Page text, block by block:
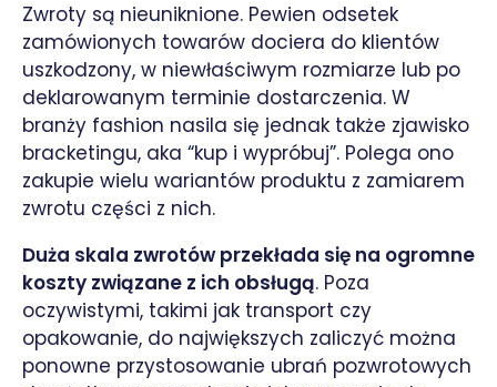
Zwroty są nieuniknione. Pewien odsetek
zamówionych towarów dociera do klientów
uszkodzony, w niewłaściwym rozmiarze lub po
deklarowanym terminie dostarczenia. W
branży fashion nasila się jednak także zjawisko
bracketingu, aka “kup i wypróbuj”. Polega ono
zakupie wielu wariantów produktu z zamiarem
zwrotu części z nich.
Duża skala zwrotów przekłada się na ogromne
koszty związane z ich obsługą. Poza
oczywistymi, takimi jak transport czy
opakowanie, do największych zaliczyć można
ponowne przystosowanie ubrań pozwrotowych